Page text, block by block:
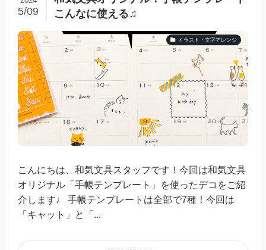
こんなに使える♫
5/09
イラスト・文字アレンジ
こんにちは、和気文具スタッフです！今回は和気文具
オリジナル「手帳テンプレート」を使ったデコをご紹
介します♩ 手帳テンプレートは全部で7種！今回は
「キャット」と「...